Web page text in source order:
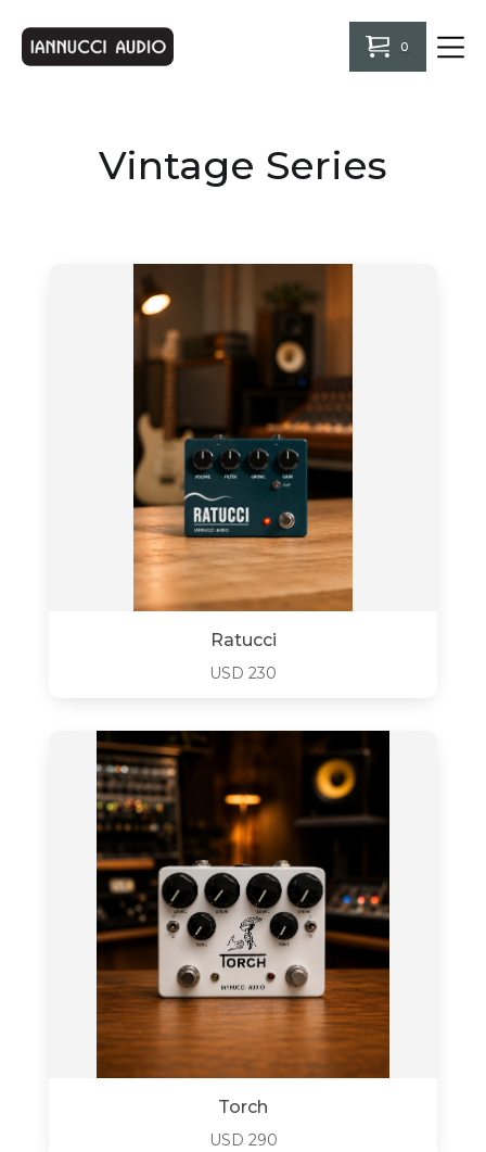
0
Vintage Series
Ratucci
USD 230
Torch
USD 290